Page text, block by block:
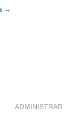
→
ADMINISTRAR